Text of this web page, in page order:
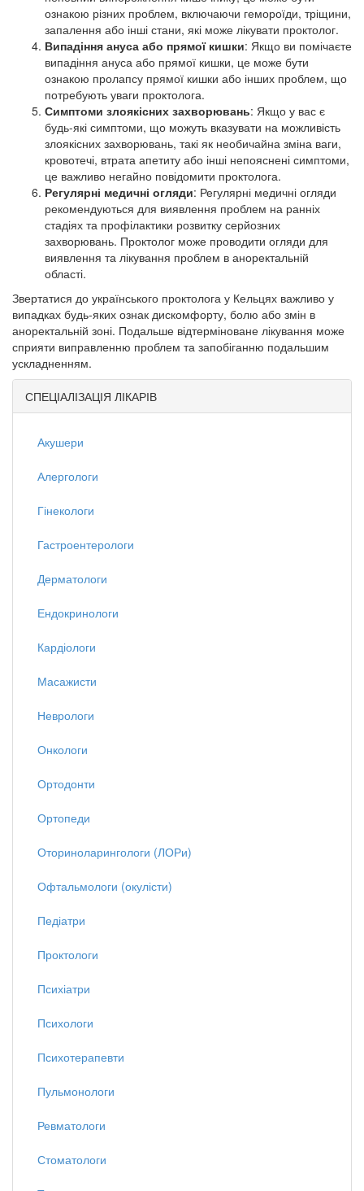
ознакою різних проблем, включаючи гемороїди, тріщини,
запалення або інші стани, які може лікувати проктолог.
Випадіння ануса або прямої кишки: Якщо ви помічаєте
випадіння ануса або прямої кишки, це може бути
ознакою пролапсу прямої кишки або інших проблем, що
потребують уваги проктолога.
Симптоми злоякісних захворювань: Якщо у вас є
будь-які симптоми, що можуть вказувати на можливість
злоякісних захворювань, такі як необичайна зміна ваги,
кровотечі, втрата апетиту або інші непояснені симптоми,
це важливо негайно повідомити проктолога.
Регулярні медичні огляди: Регулярні медичні огляди
рекомендуються для виявлення проблем на ранніх
стадіях та профілактики розвитку серйозних
захворювань. Проктолог може проводити огляди для
виявлення та лікування проблем в аноректальній
області.
Звертатися до українського проктолога у Кельцях важливо у
випадках будь-яких ознак дискомфорту, болю або змін в
аноректальній зоні. Подальше відтерміноване лікування може
сприяти виправленню проблем та запобіганню подальшим
ускладненням.
СПЕЦІАЛІЗАЦІЯ ЛІКАРІВ
Акушери
Алергологи
Гінекологи
Гастроентерологи
Дерматологи
Ендокринологи
Кардіологи
Масажисти
Неврологи
Онкологи
Ортодонти
Ортопеди
Оториноларингологи (ЛОРи)
Офтальмологи (окулісти)
Педіатри
Проктологи
Психіатри
Психологи
Психотерапевти
Пульмонологи
Ревматологи
Стоматологи